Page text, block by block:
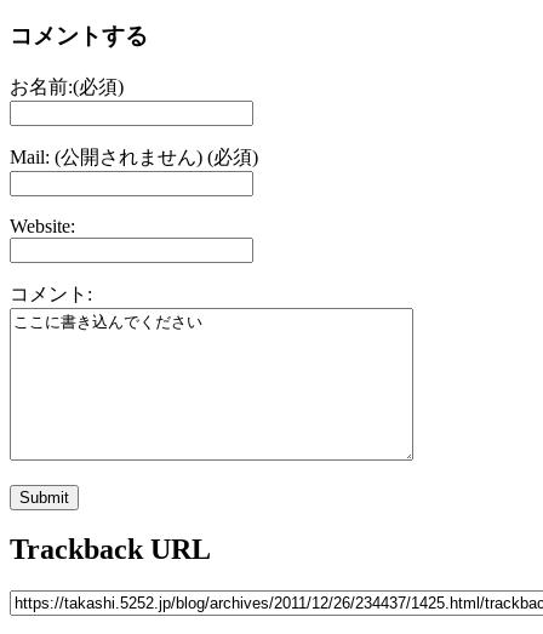
コメントする
お名前:(必須)
Mail: (公開されません) (必須)
Website:
コメント:
Trackback URL